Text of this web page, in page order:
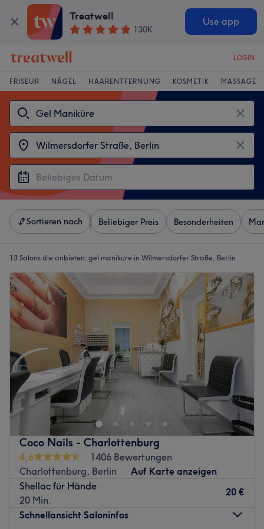
Treatwell
130K
Use app
LOGIN
FRISEUR NÄGEL HAARENTFERNUNG KOSMETIK MASSAGE
Sortieren nach Beliebiger Preis Besonderheiten
13 Salons die anbieten: gel maniküre in Wilmersdorfer Straße, Berlin
Coco Nails - Charlottenburg
4,6
1406 Bewertungen
Charlottenburg, Berlin
Auf Karte anzeigen
Shellac für Hände
20 Min.
20 €
Schnellansicht Saloninfos